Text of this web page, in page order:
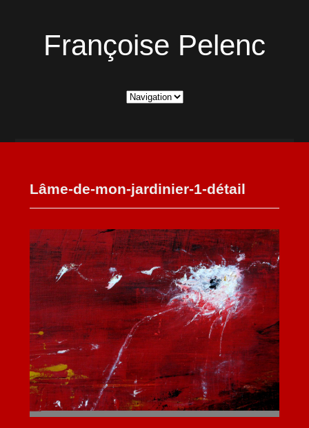
Françoise Pelenc
Lâme-de-mon-jardinier-1-détail